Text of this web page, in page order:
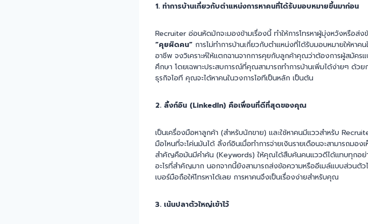
1. ทำการบ้านเกี่ยวกับตำแหน่งการหาคนที่ได้รับมอบหมายขึ้นมาก่อน
Recruiter อ่อนหัดมักจะมองข้ามเรื่องนี้ ทำให้การโทรหาผู้มุ่งหวังหรือส่
“คุยผิดคน” การไม่ทำการบ้านเกี่ยวกับตำแหน่งที่ได้รับมอบหมายให้หา
อาชีพ จงวิเคราะห์ให้แตกฉานจากการคุยกับลูกค้าคุณว่าต้องการผู้สมัค
ศึกษา โดยเฉพาะประสบการณ์ที่คุณสามารถทำการบ้านเพิ่มได้ง่ายๆ ด้ว
ธุรกิจไอที คุณจะได้หาคนในวงการไอทีเป็นหลัก เป็นต้น
2. ลิ้งก์อิน (LinkedIn) คือเพื่อนที่ดีที่สุดของคุณ
เป็นเครื่องมือหาลูกค้า (สำหรับนักขาย) และใช้หาคนมีแววสำหรับ
มือไหนที่จะโค่นมันได้ ลิ้งก์อินเมื่อทำการจ่ายเงินรายเดือนจะสามารถม
สำคัญคือมันมีคำค้น (Keywords) ให้คุณได้สืบค้นคนแววดีได้แทบทุกอย่
อะไรที่สำคัญมาก นอกจากนี้ยังสามารถส่งข้อความหรืออีเมล์แบบส่วน
เบอร์มือถือให้โทรหาได้เลย การหาคนจึงเป็นเรื่องง่ายสำหรับคุณ
3. เน้นปลาตัวใหญ่เข้าไว้